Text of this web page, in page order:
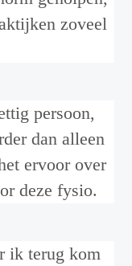
zoveel
persoon,
dan alleen
ervoor over
deze fysio.
ik terug kom